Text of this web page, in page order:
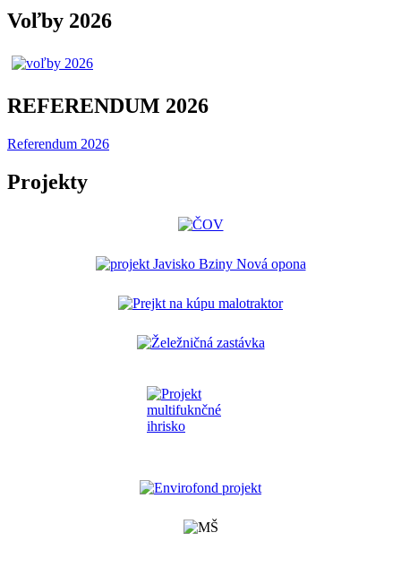
Voľby 2026
REFERENDUM 2026
Referendum 2026
Projekty